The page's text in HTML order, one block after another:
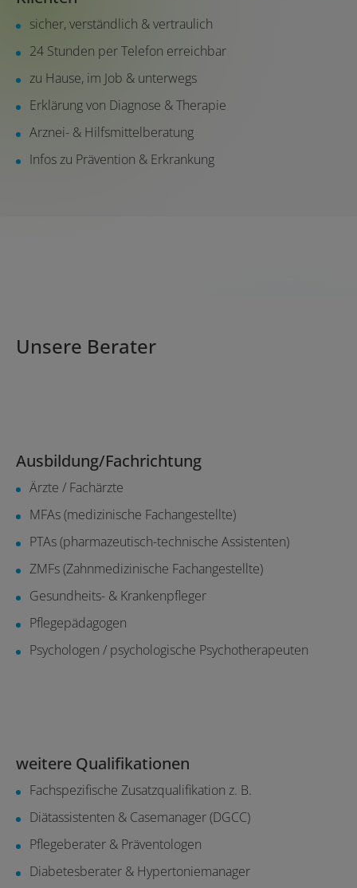
sicher, verständlich & vertraulich
24 Stunden per Telefon erreichbar
zu Hause, im Job & unterwegs
Erklärung von Diagnose & Therapie
Arznei- & Hilfsmittelberatung
Infos zu Prävention & Erkrankung
Unsere Berater
Ausbildung/Fachrichtung
Ärzte / Fachärzte
MFAs (medizinische Fachangestellte)
PTAs (pharmazeutisch-technische Assistenten)
ZMFs (Zahnmedizinische Fachangestellte)
Gesundheits- & Krankenpfleger
Pflegepädagogen
Psychologen / psychologische Psychotherapeuten
weitere Qualifikationen
Fachspezifische Zusatzqualifikation z. B.
Diätassistenten & Casemanager (DGCC)
Pflegeberater & Präventologen
Diabetesberater & Hypertoniemanager